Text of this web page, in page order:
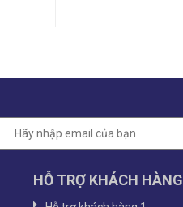
HỖ TRỢ KHÁCH HÀNG